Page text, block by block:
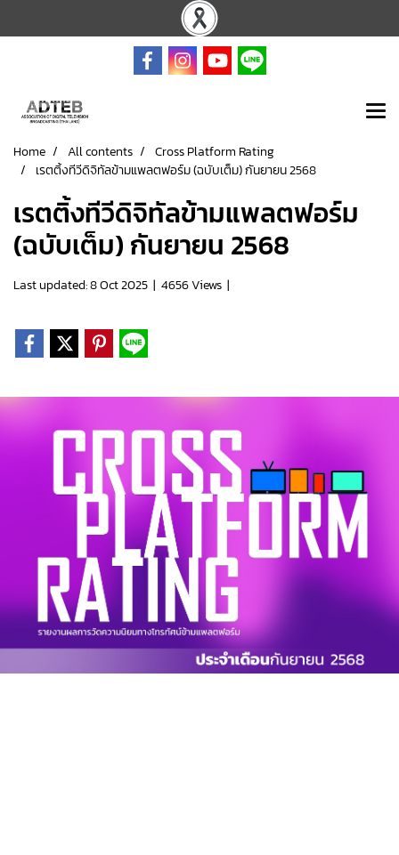
Home All contents
Cross Platform Rating
เรตติ้งทีวีดิจิทัลข้ามแพลตฟอร์ม (ฉบับเต็ม) กันยายน 2568
เรตติ้งทีวีดิจิทัลข้ามแพลตฟอร์ม
(ฉบับเต็ม) กันยายน 2568
Last updated: 8 Oct 2025 | 4656 Views |